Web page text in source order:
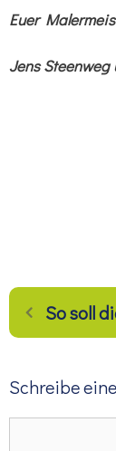
Euer
Jens
So soll
Schreibe